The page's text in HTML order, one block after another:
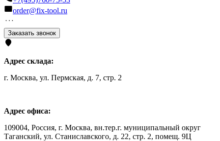
order@fix-tool.ru
Заказать звонок
Адрес склада:
г. Москва, ул. Пермская, д. 7, стр. 2
Адрес офиса:
109004, Россия, г. Москва, вн.тер.г. муниципальный округ
Таганский, ул. Станиславского, д. 22, стр. 2, помещ. 9Ц